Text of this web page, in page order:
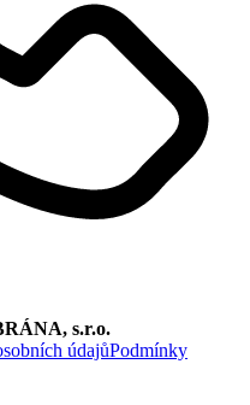
s.r.o.
údajůPodmínky